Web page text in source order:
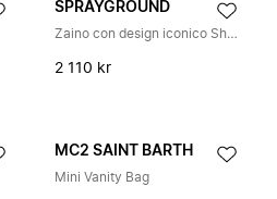
SPRAYGROUND
Zaino con design iconico Shark Mouth
2 110 kr
MC2 SAINT BARTH
Mini Vanity Bag